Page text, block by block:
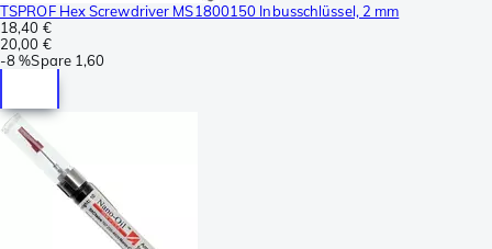
TSPROF Hex Screwdriver MS1800150 Inbusschlüssel, 2 mm
18,40 €
20,00 €
-8 %Spare 1,60